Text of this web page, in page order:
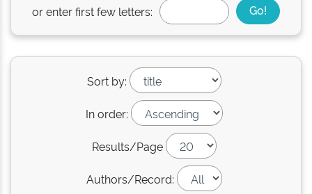
or enter first few letters:
Sort by:
In order:
Results/Page
Authors/Record: